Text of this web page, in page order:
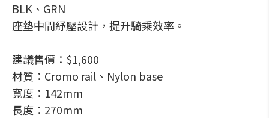
BLK、GRN
座墊中間紓壓設計，提升騎乘效率。
建議售價：$1,600
材質：Cromo rail、Nylon base
寬度：142mm
長度：270mm